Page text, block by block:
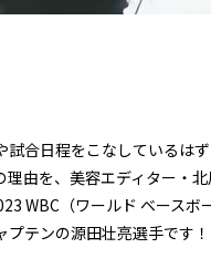
合日程をこなしているは
理由を、美容エディター・
WBC （ワールド ベース
テンの源田壮亮選手です